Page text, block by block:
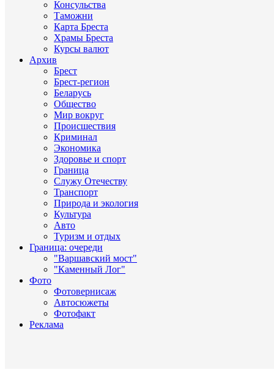
Консульства
Таможни
Карта Бреста
Храмы Бреста
Курсы валют
Архив
Брест
Брест-регион
Беларусь
Общество
Мир вокруг
Происшествия
Криминал
Экономика
Здоровье и спорт
Граница
Служу Отечеству
Транспорт
Природа и экология
Культура
Авто
Туризм и отдых
Граница: очереди
"Варшавский мост"
"Каменный Лог"
Фото
Фотовернисаж
Автосюжеты
Фотофакт
Реклама